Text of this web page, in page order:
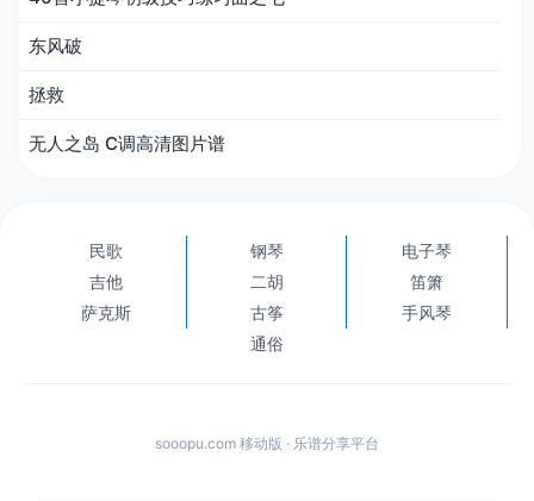
东风破
拯救
无人之岛 C调高清图片谱
民歌 钢琴
电子琴
吉他
二胡
笛箫
萨克斯
古筝
手风琴
通俗
sooopu.com 移动版 · 乐谱分享平台